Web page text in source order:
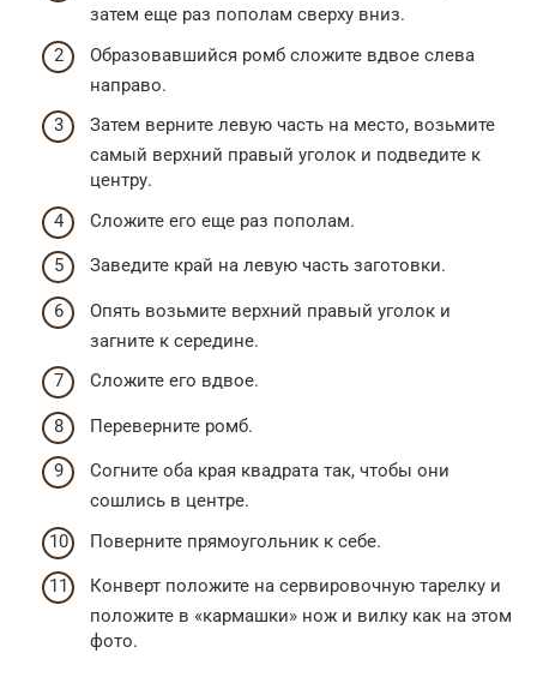
затем еще раз пополам сверху вниз.
Образовавшийся ромб сложите вдвое слева
направо.
Затем верните левую часть на место, возьмите
самый верхний правый уголок и подведите к
центру.
Сложите его еще раз пополам.
Заведите край на левую часть заготовки.
Опять возьмите верхний правый уголок и
загните к середине.
Сложите его вдвое.
Переверните ромб.
Согните оба края квадрата так, чтобы они
сошлись в центре.
Поверните прямоугольник к себе.
Конверт положите на сервировочную тарелку и
положите в «кармашки» нож и вилку как на этом
фото.